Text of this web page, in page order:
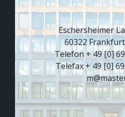
Eschersheimer
60322
Telefon + 49 [0]
Telefax + 49 [0]